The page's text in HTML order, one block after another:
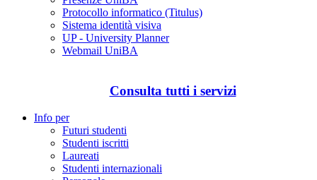
Protocollo informatico (Titulus)
Sistema identità visiva
UP - University Planner
Webmail UniBA
Consulta tutti i servizi
Info per
Futuri studenti
Studenti iscritti
Laureati
Studenti internazionali